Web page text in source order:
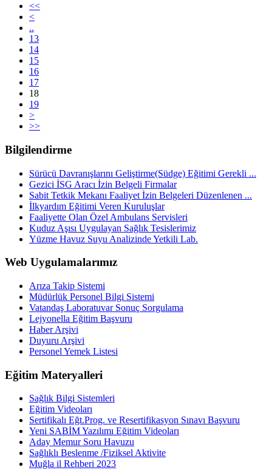
<<
<
..
13
14
15
16
17
18
19
>
>>
Bilgilendirme
Sürücü Davranışlarını Geliştirme(Südge) Eğitimi Gerekli ...
Gezici İSG Aracı İzin Belgeli Firmalar
Sabit Tetkik Mekanı Faaliyet İzin Belgeleri Düzenlenen ...
İlkyardım Eğitimi Veren Kuruluşlar
Faaliyette Olan Özel Ambulans Servisleri
Kuduz Aşısı Uygulayan Sağlık Tesislerimiz
Yüzme Havuz Suyu Analizinde Yetkili Lab.
Web Uygulamalarımız
Arıza Takip Sistemi
Müdürlük Personel Bilgi Sistemi
Vatandaş Laboratuvar Sonuç Sorgulama
Lejyonella Eğitim Başvuru
Haber Arşivi
Duyuru Arşivi
Personel Yemek Listesi
Eğitim Materyalleri
Sağlık Bilgi Sistemleri
Eğitim Videoları
Sertifikalı Eğt.Prog. ve Resertifikasyon Sınavı Başvuru
Yeni SABİM Yazılımı Eğitim Videoları
Aday Memur Soru Havuzu
Sağlıklı Beslenme /Fiziksel Aktivite
Muğla il Rehberi 2023